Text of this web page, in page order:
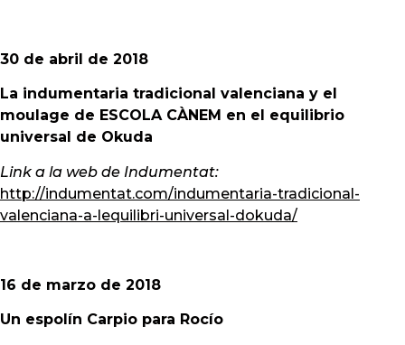
30 de abril de 2018
La indumentaria tradicional valenciana y el
moulage de ESCOLA CÀNEM en el equilibrio
universal de Okuda
Link a la web de Indumentat:
http://indumentat.com/indumentaria-tradicional-
valenciana-a-lequilibri-universal-dokuda/
16 de marzo de 2018
Un espolín Carpio para Rocío